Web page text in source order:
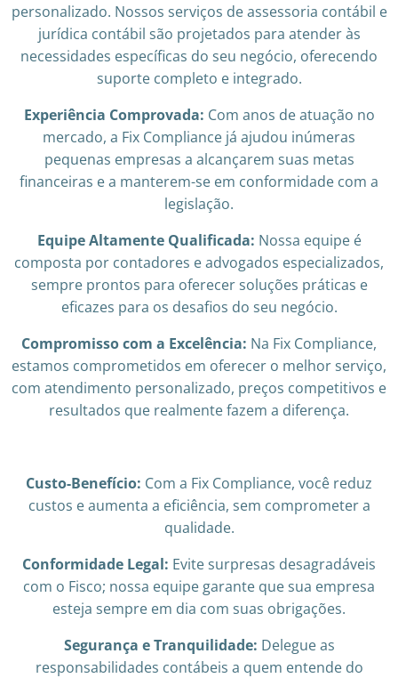
personalizado. Nossos serviços de assessoria contábil e
jurídica contábil são projetados para atender às
necessidades específicas do seu negócio, oferecendo
suporte completo e integrado.
Experiência Comprovada: Com anos de atuação no
mercado, a Fix Compliance já ajudou inúmeras
pequenas empresas a alcançarem suas metas
financeiras e a manterem-se em conformidade com a
legislação.
Equipe Altamente Qualificada: Nossa equipe é
composta por contadores e advogados especializados,
sempre prontos para oferecer soluções práticas e
eficazes para os desafios do seu negócio.
Compromisso com a Excelência: Na Fix Compliance,
estamos comprometidos em oferecer o melhor serviço,
com atendimento personalizado, preços competitivos e
resultados que realmente fazem a diferença.
Custo-Benefício: Com a Fix Compliance, você reduz
custos e aumenta a eficiência, sem comprometer a
qualidade.
Conformidade Legal: Evite surpresas desagradáveis
com o Fisco; nossa equipe garante que sua empresa
esteja sempre em dia com suas obrigações.
Segurança e Tranquilidade: Delegue as
responsabilidades contábeis a quem entende do